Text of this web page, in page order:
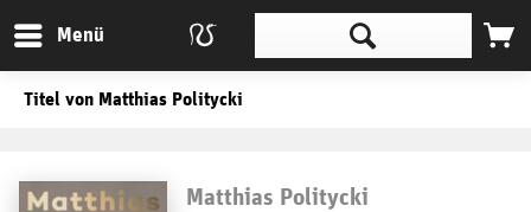
Menü
Titel von Matthias Politycki
Matthias Politycki